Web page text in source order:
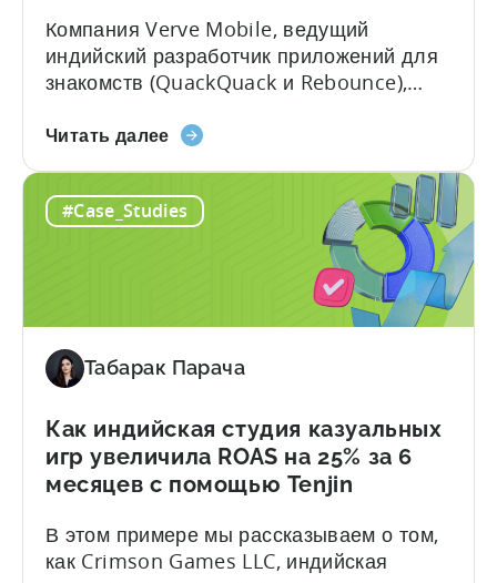
Компания Verve Mobile, ведущий
индийский разработчик приложений для
знакомств (QuackQuack и Rebounce),
стимулирования роста приложений,
на 37%, экономии времени и глубокого
понимания. В этом примере мы
рассмотрим, как Verve Mobile, ведущий
индийский разработчик приложений для
знакомств, использовал Tenjin для
преодоления трудностей и расширения
масштабов привлечения пользователей
(UA). Вот краткий обзор...
Читать далеео
приложений
масштабировала
на
UA
-
#Case_Studies
Табарак Парача
Как индийская студия казуальных
игр увеличила ROAS на 25% за 6
месяцев с помощью Tenjin
В этом примере мы рассказываем о том,
как Crimson Games LLC, индийская